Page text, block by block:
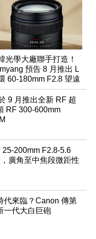
光學大廠聯手打造！
預告 8 月推出 L
60-180mm F2.8 望遠
鏡
9 月推出全新 RF 超
RF 300-600mm
25-200mm F2.8-5.6
廣角至中焦段微距性
代來臨？Canon 傳第
一代大白巨砲